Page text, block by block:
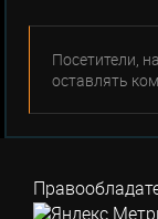
Посетители,
оставлять